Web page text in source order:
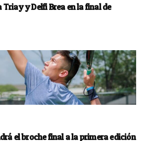
Triay y Delfi Brea en la final de
el broche final a la primera edición